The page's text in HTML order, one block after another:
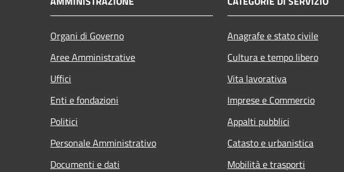
Organi di Governo
Aree Amministrative
Uffici
Enti e fondazioni
Politici
Personale Amministrativo
Documenti e dati
Anagrafe e stato civile
Cultura e tempo libero
Vita lavorativa
Imprese e Commercio
Appalti pubblici
Catasto e urbanistica
Mobilità e trasporti